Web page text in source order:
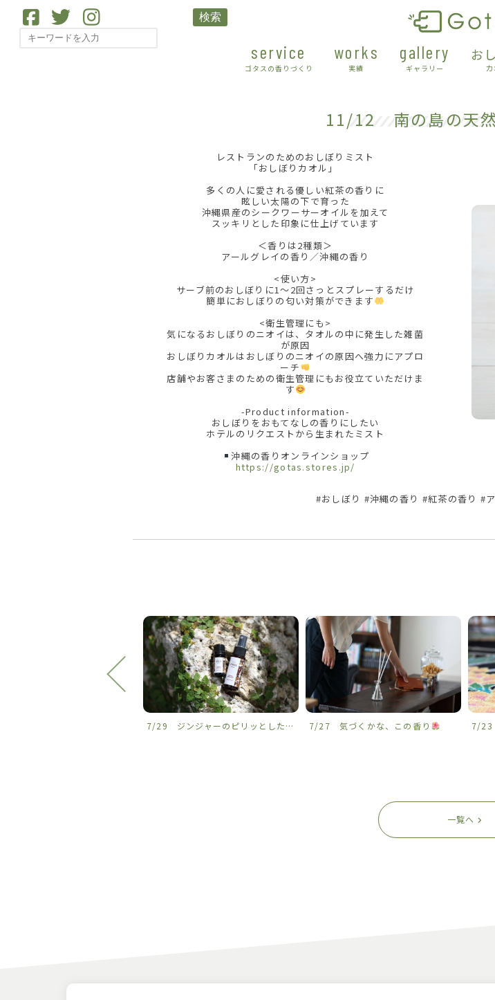
service
ゴタスの香りづくり
works
実績
gallery
ギャラリー
お
検索
11/12 南の島の天然
レストランのためのおしぼりミスト
｢おしぼりカオル」
多くの人に愛される優しい紅茶の香りに
眩しい太陽の下で育った
沖縄県産のシークワーサーオイルを加えて
スッキリとした印象に仕上げています
＜香りは2種類＞
アールグレイの香り／沖縄の香り
<使い方>
サーブ前のおしぼりに1〜2回さっとスプレーするだけ
簡単におしぼりの匂い対策ができます
<衛生管理にも>
気になるおしぼりのニオイは、タオルの中に発生した雑菌
が原因
おしぼりカオルはおしぼりのニオイの原因へ強力にアプロ
ーチ
店舗やお客さまのための衛生管理にもお役立ていただけま
す
-Product information-
おしぼりをおもてなしの香りにしたい
ホテルのリクエストから生まれたミスト
沖縄の香りオンラインショップ
https://gotas.stores.jp/
#おしぼり #沖縄の香り #紅茶の香り #
7/29 ジンジャーのピリッとした心地よい香りに、 7/27 気づくかな、この香り
一覧へ